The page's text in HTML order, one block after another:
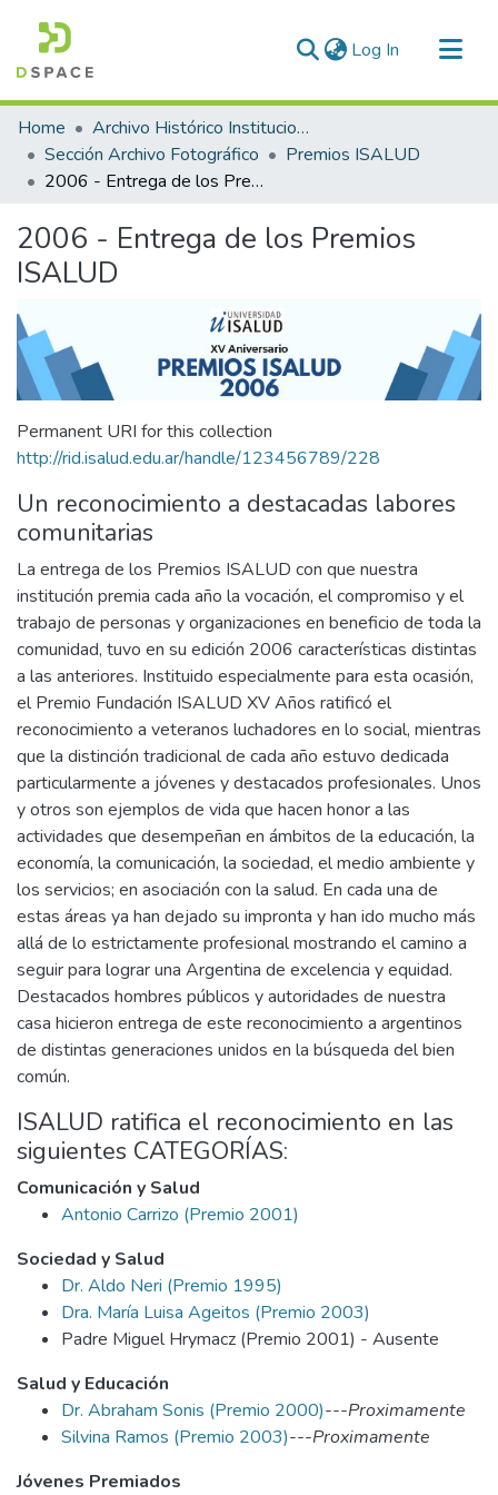
Log In (current)
Communities & Collections
All of DSpace
Statistics
Home
Archivo Histórico Institucional
Sección Archivo Fotográfico
Premios ISALUD
2006 - Entrega de los Premios ISALUD
2006 - Entrega de los Premios
ISALUD
Permanent URI for this collection
http://rid.isalud.edu.ar/handle/123456789/228
Un reconocimiento a destacadas labores
comunitarias
La entrega de los Premios ISALUD con que nuestra
institución premia cada año la vocación, el compromiso y el
trabajo de personas y organizaciones en beneficio de toda la
comunidad, tuvo en su edición 2006 características distintas
a las anteriores. Instituido especialmente para esta ocasión,
el Premio Fundación ISALUD XV Años ratificó el
reconocimiento a veteranos luchadores en lo social, mientras
que la distinción tradicional de cada año estuvo dedicada
particularmente a jóvenes y destacados profesionales. Unos
y otros son ejemplos de vida que hacen honor a las
actividades que desempeñan en ámbitos de la educación, la
economía, la comunicación, la sociedad, el medio ambiente y
los servicios; en asociación con la salud. En cada una de
estas áreas ya han dejado su impronta y han ido mucho más
allá de lo estrictamente profesional mostrando el camino a
seguir para lograr una Argentina de excelencia y equidad.
Destacados hombres públicos y autoridades de nuestra
casa hicieron entrega de este reconocimiento a argentinos
de distintas generaciones unidos en la búsqueda del bien
común.
ISALUD ratifica el reconocimiento en las
siguientes CATEGORÍAS:
Comunicación y Salud
Antonio Carrizo (Premio 2001)
Sociedad y Salud
Dr. Aldo Neri (Premio 1995)
Dra. María Luisa Ageitos (Premio 2003)
Padre Miguel Hrymacz (Premio 2001) - Ausente
Salud y Educación
Dr. Abraham Sonis (Premio 2000)---Proximamente
Silvina Ramos (Premio 2003)---Proximamente
Jóvenes Premiados